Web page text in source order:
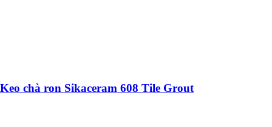
Keo chà ron Sikaceram 608 Tile Grout